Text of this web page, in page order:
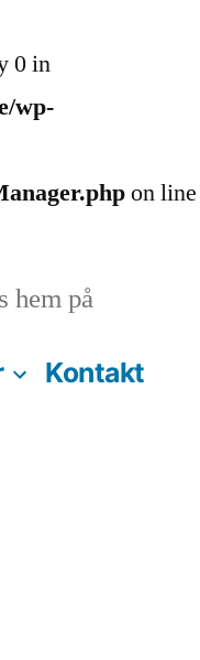
0 in
wp-
on line
hem på
Kontakt